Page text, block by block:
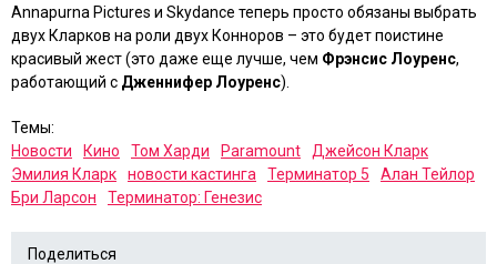
Annapurna Pictures и Skydance теперь просто обязаны выбрать
двух Кларков на роли двух Конноров – это будет поистине
красивый жест (это даже еще лучше, чем Фрэнсис Лоуренс,
работающий с Дженнифер Лоуренс).
Темы:
Новости
Кино Том Харди Paramount
Джейсон Кларк
Эмилия Кларк
новости кастинга Терминатор 5
Алан Тейлор
Бри Ларсон
Терминатор: Генезис
Поделиться